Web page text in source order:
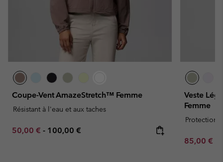
Coupe-Vent AmazeStretch™ Femme
Résistant à l'eau et aux taches
Minimum sale price:
50,00 € - Maximum price:
100,00 €
Veste
Femme
Protection
Minimum
85,00 €